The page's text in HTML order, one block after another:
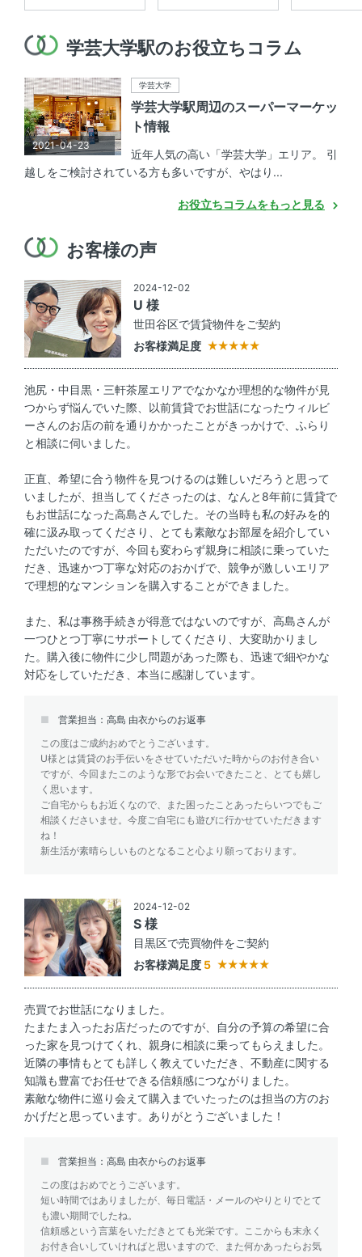
学芸大学駅のお役立ちコラム
2021-04-23
学芸大学
学芸大学駅周辺のスーパーマーケッ
ト情報
近年人気の高い「学芸大学」エリア。 引
越しをご検討されている方も多いですが、やはり...
お役立ちコラムをもっと見る
お客様の声
2024-12-02
U 様
世田谷区で賃貸物件をご契約
お客様満足度
池尻・中目黒・三軒茶屋エリアでなかなか理想的な物件が見
つからず悩んでいた際、以前賃貸でお世話になったウィルビ
ーさんのお店の前を通りかかったことがきっかけで、ふらり
と相談に伺いました。
正直、希望に合う物件を見つけるのは難しいだろうと思って
いましたが、担当してくださったのは、なんと8年前に賃貸で
もお世話になった高島さんでした。その当時も私の好みを的
確に汲み取ってくださり、とても素敵なお部屋を紹介してい
ただいたのですが、今回も変わらず親身に相談に乗っていた
だき、迅速かつ丁寧な対応のおかげで、競争が激しいエリア
で理想的なマンションを購入することができました。
また、私は事務手続きが得意ではないのですが、高島さんが
一つひとつ丁寧にサポートしてくださり、大変助かりまし
た。購入後に物件に少し問題があった際も、迅速で細やかな
対応をしていただき、本当に感謝しています。
営業担当：高島 由衣からのお返事
この度はご成約おめでとうございます。
U様とは賃貸のお手伝いをさせていただいた時からのお付き合い
ですが、今回またこのような形でお会いできたこと、とても嬉し
く思います。
ご自宅からもお近くなので、また困ったことあったらいつでもご
相談くださいませ。今度ご自宅にも遊びに行かせていただきます
ね！
新生活が素晴らしいものとなること心より願っております。
2024-12-02
S 様
目黒区で売買物件をご契約
お客様満足度 5
売買でお世話になりました。
たまたま入ったお店だったのですが、自分の予算の希望に合
った家を見つけてくれ、親身に相談に乗ってもらえました。
近隣の事情もとても詳しく教えていただき、不動産に関する
知識も豊富でお任せできる信頼感につながりました。
素敵な物件に巡り会えて購入までいたったのは担当の方のお
かげだと思っています。ありがとうございました！
営業担当：高島 由衣からのお返事
この度はおめでとうございます。
短い時間ではありましたが、毎日電話・メールのやりとりでとて
も濃い期間でしたね。
信頼感という言葉をいただきとても光栄です。ここからも末永く
お付き合いしていければと思いますので、また何かあったらお気